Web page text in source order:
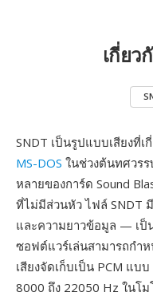
เกี่ยว
SNDT เป็นรูปแบบเสียงที่
MS-DOS ในช่วงต้นทศวร
หลายของการ์ด Sound
ที่ไม่มีส่วนหัว ไฟล์ SNDT
และความยาวข้อมูล — เป็
ซอฟต์แวร์เล่นสามารถกำ
เสียงจัดเก็บเป็น PCM แ
8000 ถึง 22050 Hz ในโ